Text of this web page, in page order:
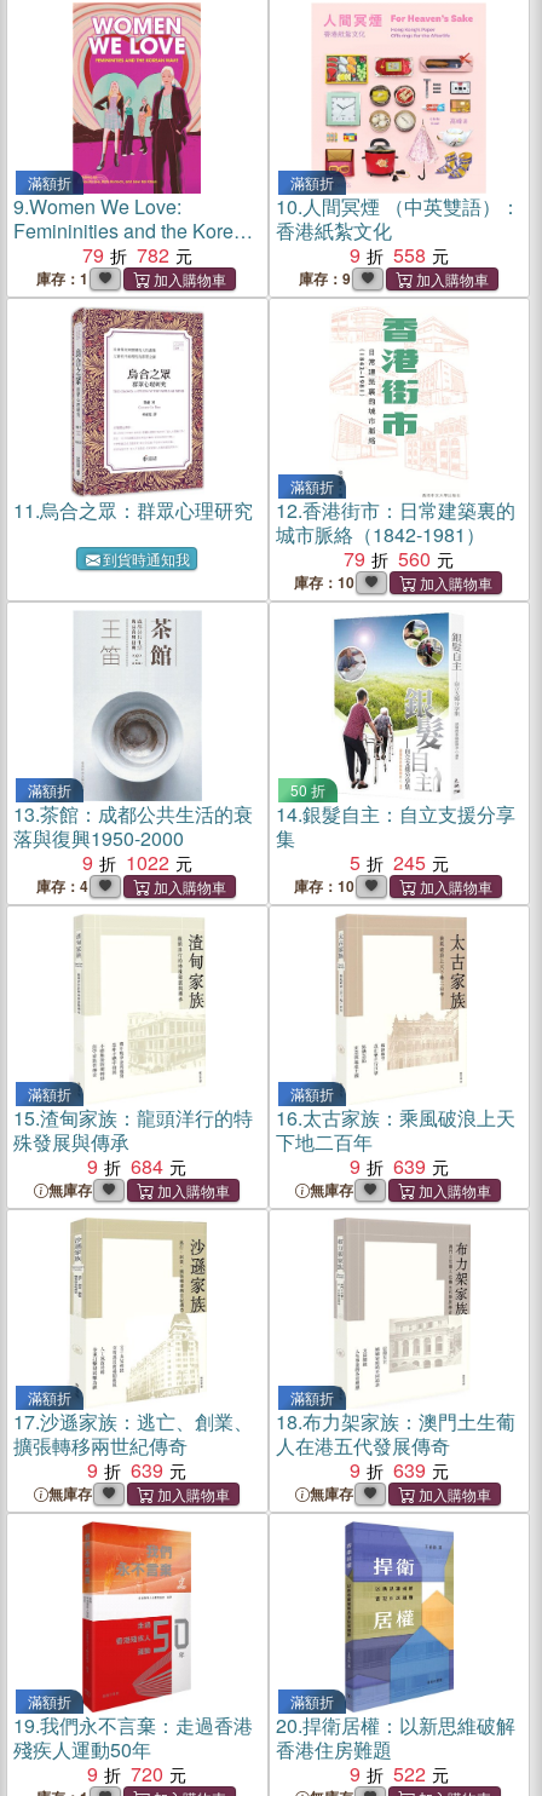
滿額折
9.Women We Love:
Femininities and the Korean
79 782
庫存：1
滿額折
10.人間冥煙 （中英雙語）：
香港紙紮文化
9
558
庫存：9
11.烏合之眾：群眾心理研究
到貨時通知我
滿額折
12.香港街市：日常建築裏的
城市脈絡（1842-1981）
79
560
庫存：10
滿額折
13.茶館：成都公共生活的衰
落與復興1950-2000
9
1022
庫存：4
50 折
14.銀髮自主：自立支援分享
集
5
245
庫存：10
滿額折
15.渣甸家族：龍頭洋行的特
殊發展與傳承
9
684
無庫存
滿額折
16.太古家族：乘風破浪上天
下地二百年
9
639
無庫存
滿額折
17.沙遜家族：逃亡、創業、
擴張轉移兩世紀傳奇
9
639
無庫存
滿額折
18.布力架家族：澳門土生葡
人在港五代發展傳奇
9
639
無庫存
滿額折
19.我們永不言棄：走過香港
殘疾人運動50年
9
720
滿額折
20.捍衛居權：以新思維破解
香港住房難題
9
522